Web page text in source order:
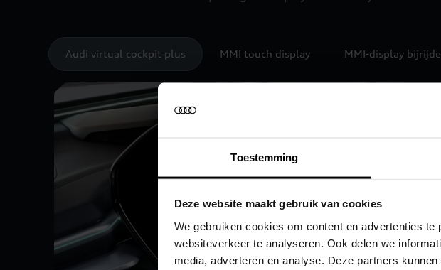
Toestemming
Deze website maakt gebruik van cookies
We gebruiken cookies om content en advertenties
websiteverkeer te analyseren. Ook delen we
media, adverteren en analyse. Deze partners
Audi virtual cockpit plus MMI touch display MMI-display